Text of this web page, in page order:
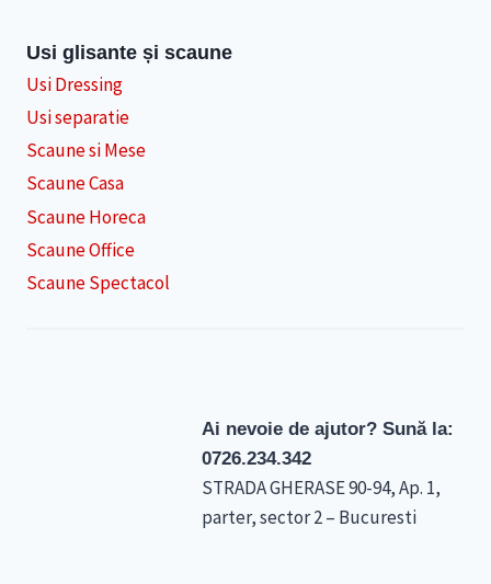
Usi glisante și scaune
Usi Dressing
Usi separatie
Scaune si Mese
Scaune Casa
Scaune Horeca
Scaune Office
Scaune Spectacol
Ai nevoie de ajutor? Sună la:
0726.234.342
STRADA GHERASE 90-94, Ap. 1,
parter, sector 2 – Bucuresti